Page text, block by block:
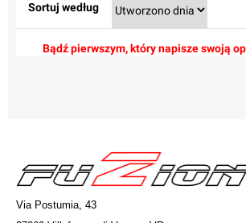
Sortuj według
Bądź pierwszym, który napisze swoją
Via Postumia, 43